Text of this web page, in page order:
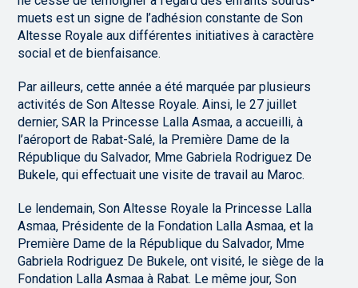
muets est un signe de l’adhésion constante de Son
Altesse Royale aux différentes initiatives à caractère
social et de bienfaisance.
Par ailleurs, cette année a été marquée par plusieurs
activités de Son Altesse Royale. Ainsi, le 27 juillet
dernier, SAR la Princesse Lalla Asmaa, a accueilli, à
l’aéroport de Rabat-Salé, la Première Dame de la
République du Salvador, Mme Gabriela Rodriguez De
Bukele, qui effectuait une visite de travail au Maroc.
Le lendemain, Son Altesse Royale la Princesse Lalla
Asmaa, Présidente de la Fondation Lalla Asmaa, et la
Première Dame de la République du Salvador, Mme
Gabriela Rodriguez De Bukele, ont visité, le siège de la
Fondation Lalla Asmaa à Rabat. Le même jour, Son